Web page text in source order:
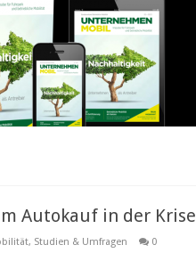
Autokauf in der Krise
, Studien & Umfragen 0